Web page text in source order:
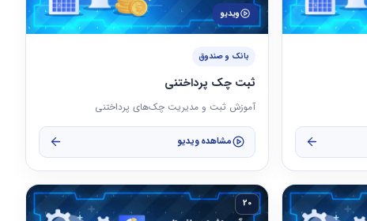
ویدیو
بانک و صندوق
ثبت چک پرداختنی
آموزش ثبت و مدیریت چک‌های پرداختنی
مشاهده ویدیو
20